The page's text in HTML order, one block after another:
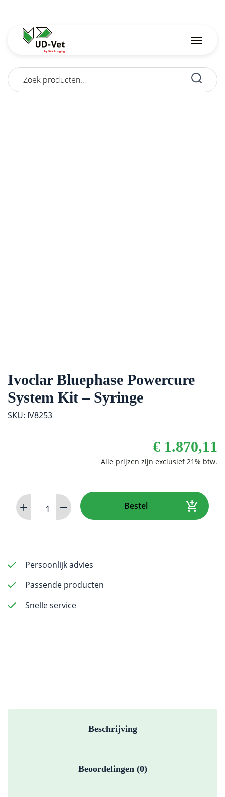
Zoeken
naar:
Ivoclar Bluephase Powercure
System Kit – Syringe
SKU: IV8253
€ 1.870,11
Ivoclar
Bluephase
-
aantal
Bestel
Persoonlijk advies
Passende producten
Snelle service
Beschrijving
Beoordelingen (0)